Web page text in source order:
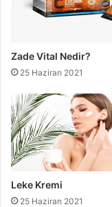
Zade Vital Nedir?
25 Haziran 2021
Leke Kremi
25 Haziran 2021